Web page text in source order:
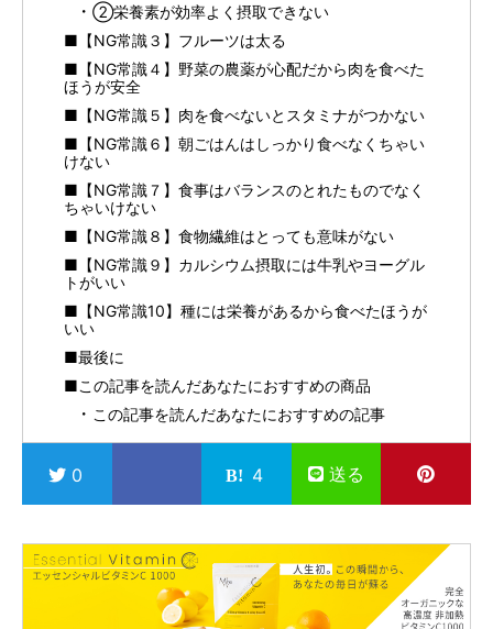
②栄養素が効率よく摂取できない
■【NG常識３】フルーツは太る
■【NG常識４】野菜の農薬が心配だから肉を食べた
ほうが安全
■【NG常識５】肉を食べないとスタミナがつかない
■【NG常識６】朝ごはんはしっかり食べなくちゃい
けない
■【NG常識７】食事はバランスのとれたものでなく
ちゃいけない
■【NG常識８】食物繊維はとっても意味がない
■【NG常識９】カルシウム摂取には牛乳やヨーグル
トがいい
■【NG常識10】種には栄養があるから食べたほうが
いい
■最後に
■この記事を読んだあなたにおすすめの商品
この記事を読んだあなたにおすすめの記事
0 4 送る